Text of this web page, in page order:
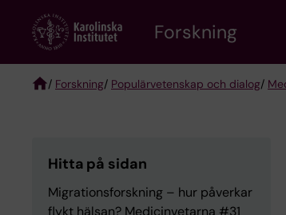
content
Forskning
/ Forskning/ Populärvetenskap och dialog/
Hitta på sidan
Migrationsforskning – hur påverkar
flykt hälsan? Medicinvetarna #31